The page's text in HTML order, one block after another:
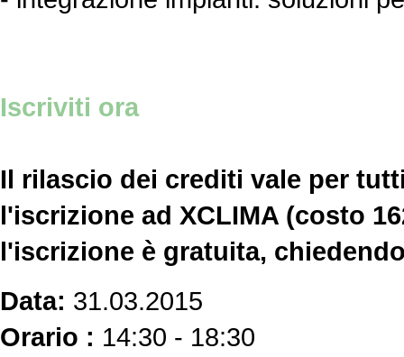
Iscriviti ora
Il rilascio dei crediti vale per
l'iscrizione ad XCLIMA (costo
l'iscrizione è gratuita,
Data: 31.03.2015
Orario : 14:30 - 18:30